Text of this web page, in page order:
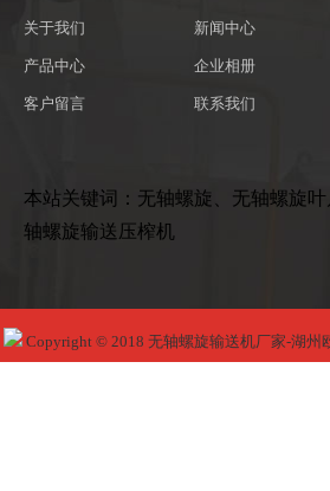
关于我们 新闻中心
产品中心 企业相册
客户留言 联系我们
本站关键词：无轴螺旋、无轴螺旋
轴螺旋输送压榨机
Copyright © 2018 无轴螺旋输送机厂家-湖州